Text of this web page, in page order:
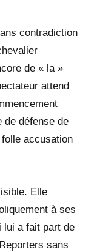
contradiction
de « la »
attend
de défense de
accusation
Elle
à ses
lui a fait part de
sans